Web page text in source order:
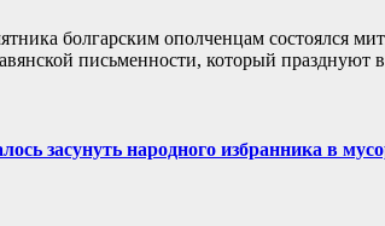
болгарским ополченцам состоялся
письменности, который празднуют
засунуть народного избранника в